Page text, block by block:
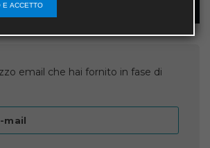
email che hai fornito in fase di
mail
E ACCETTO